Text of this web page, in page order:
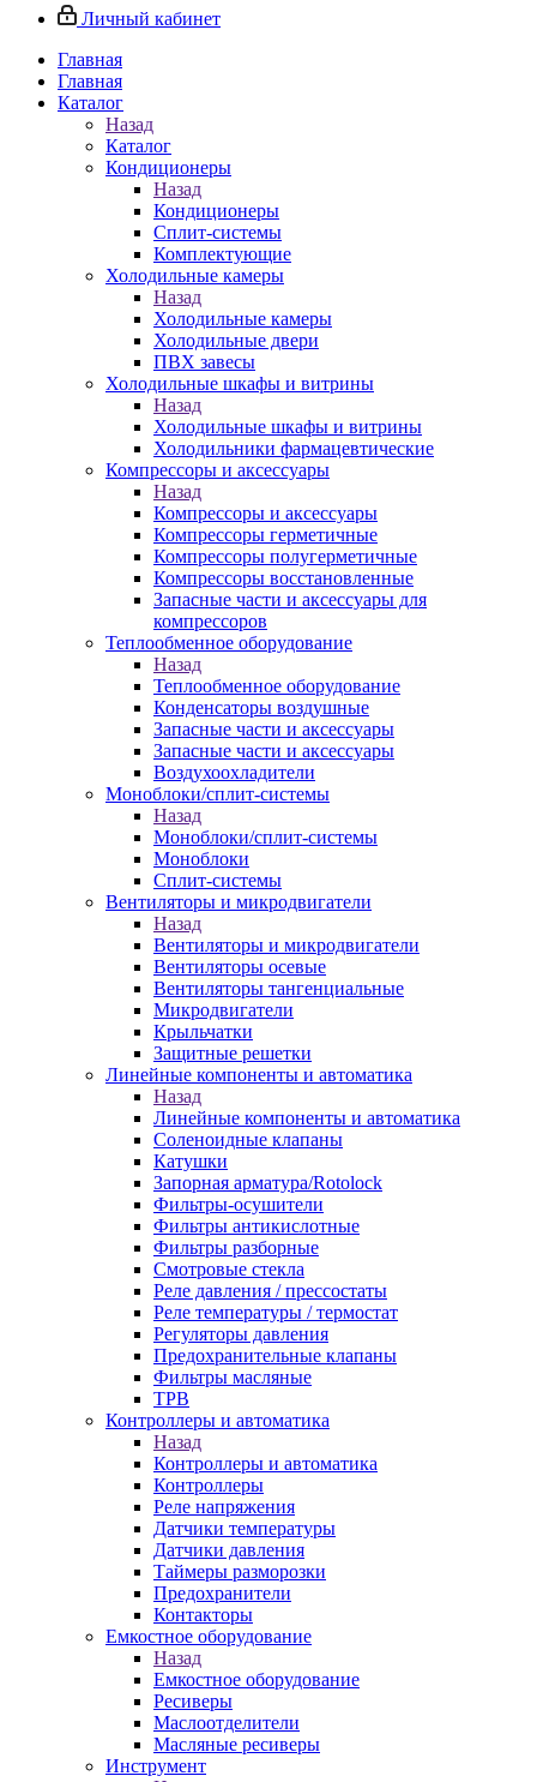
Личный кабинет
Главная
Главная
Каталог
Назад
Каталог
Кондиционеры
Назад
Кондиционеры
Сплит-системы
Комплектующие
Холодильные камеры
Назад
Холодильные камеры
Холодильные двери
ПВХ завесы
Холодильные шкафы и витрины
Назад
Холодильные шкафы и витрины
Холодильники фармацевтические
Компрессоры и аксессуары
Назад
Компрессоры и аксессуары
Компрессоры герметичные
Компрессоры полугерметичные
Компрессоры восстановленные
Запасные части и аксессуары для
компрессоров
Теплообменное оборудование
Назад
Теплообменное оборудование
Конденсаторы воздушные
Запасные части и аксессуары
Запасные части и аксессуары
Воздухоохладители
Моноблоки/сплит-системы
Назад
Моноблоки/сплит-системы
Моноблоки
Сплит-системы
Вентиляторы и микродвигатели
Назад
Вентиляторы и микродвигатели
Вентиляторы осевые
Вентиляторы тангенциальные
Микродвигатели
Крыльчатки
Защитные решетки
Линейные компоненты и автоматика
Назад
Линейные компоненты и автоматика
Соленоидные клапаны
Катушки
Запорная арматура/Rotolock
Фильтры-осушители
Фильтры антикислотные
Фильтры разборные
Смотровые стекла
Реле давления / прессостаты
Реле температуры / термостат
Регуляторы давления
Предохранительные клапаны
Фильтры масляные
ТРВ
Контроллеры и автоматика
Назад
Контроллеры и автоматика
Контроллеры
Реле напряжения
Датчики температуры
Датчики давления
Таймеры разморозки
Предохранители
Контакторы
Емкостное оборудование
Назад
Емкостное оборудование
Ресиверы
Маслоотделители
Масляные ресиверы
Инструмент